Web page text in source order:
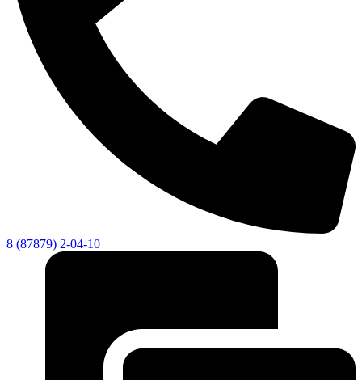
8 (87879) 2-04-10